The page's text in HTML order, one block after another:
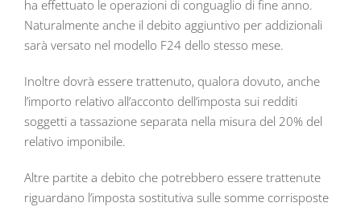
ha effettuato le operazioni di conguaglio di fine anno.
Naturalmente anche il debito aggiuntivo per addizionali
sarà versato nel modello F24 dello stesso mese.
Inoltre dovrà essere trattenuto, qualora dovuto, anche
l’importo relativo all’acconto dell’imposta sui redditi
soggetti a tassazione separata nella misura del 20% del
relativo imponibile.
Altre partite a debito che potrebbero essere trattenute
riguardano l’imposta sostitutiva sulle somme corrisposte